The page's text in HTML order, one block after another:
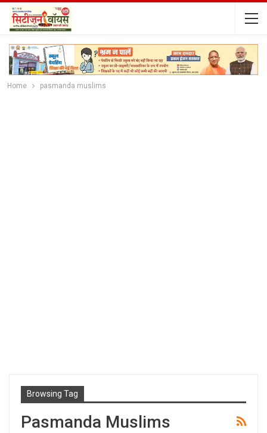
Home pasmanda muslims
Browsing Tag
Pasmanda Muslims